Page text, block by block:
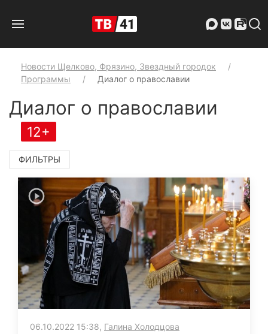
Новости Щелково, Фрязино, Звездный городок
Программы
Диалог о православии
Диалог о православии
12+
ФИЛЬТРЫ
06.10.2022 15:38, Галина Холодцова